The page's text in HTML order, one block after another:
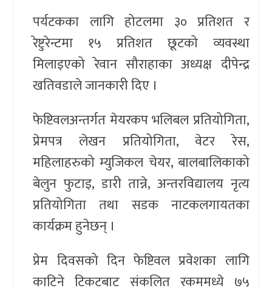
पर्यटकका लागि होटलमा ३० प्रतिशत र
रेष्टुरेन्टमा १५ प्रतिशत छूटको व्यवस्था
मिलाइएको रेवान सौराहाका अध्यक्ष दीपेन्द्र
खतिवडाले जानकारी दिए ।
फेष्टिवलअन्तर्गत मेयरकप भलिबल प्रतियोगिता,
प्रेमपत्र लेखन प्रतियोगिता, वेटर रेस,
महिलाहरुको म्युजिकल चेयर, बालबालिकाको
बेलुन फुटाइ, डारी तान्ने, अन्तरविद्यालय नृत्य
प्रतियोगिता तथा सडक नाटकलगायतका
कार्यक्रम हुनेछन् ।
प्रेम दिवसको दिन फेष्टिवल प्रवेशका लागि
काटिने टिकटबाट संकलित रकममध्ये ७५